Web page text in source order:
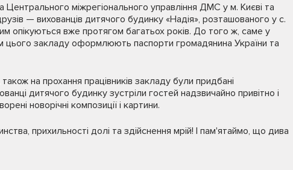
міжрегіонального управління ДМС у м. Києві та
— вихованців дитячого будинку «Надія», розташованого у с.
опікуються вже протягом багатьох років. До того ж, саме у
цього закладу оформлюють паспорти громадянина України та
на прохання працівників закладу були придбані
дитячого будинку зустріли гостей надзвичайно привітно і
новорічні композиції і картини.
прихильності долі та здійснення мрій! І пам'ятаймо, що дива